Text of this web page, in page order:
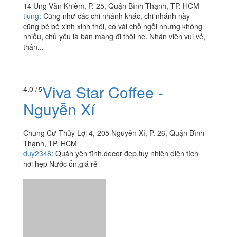
14 Ung Văn Khiêm, P. 25, Quận Bình Thạnh, TP. HCM
tiung: Cũng như các chi nhánh khác, chi nhánh này
cũng bé bé xinh xinh thôi, có vài chỗ ngồi nhưng không
nhiều, chủ yếu là bán mang đi thôi nè. Nhân viên vui vẻ,
thân...
4.0/ 5Viva Star Coffee -
Nguyễn Xí